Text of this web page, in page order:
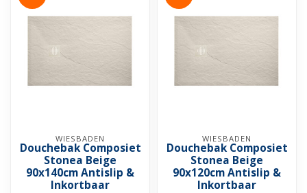
WIESBADEN
Douchebak Composiet
Stonea Beige
90x140cm Antislip &
Inkortbaar
WIESBADEN
Douchebak Composiet
Stonea Beige
90x120cm Antislip &
Inkortbaar